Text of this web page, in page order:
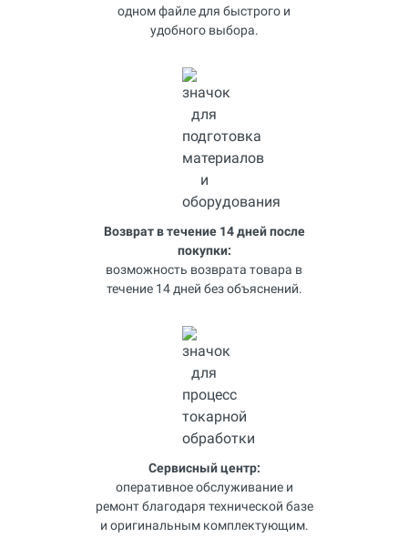
одном файле для быстрого и
удобного выбора.
Возврат в течение 14 дней после
покупки:
возможность возврата товара в
течение 14 дней без объяснений.
Сервисный центр:
оперативное обслуживание и
ремонт благодаря технической базе
и оригинальным комплектующим.